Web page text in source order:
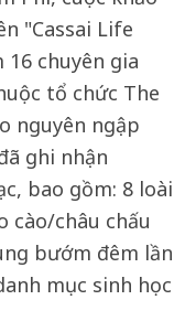
"Cassai Life
chuyên gia
tổ chức The
nguyên ngập
ghi nhận
bao gồm: 8 loài
cào/châu chấu
bướm đêm lần
mục sinh học